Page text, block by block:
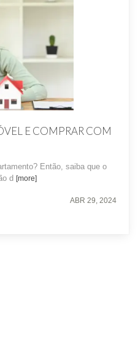
E COMPRAR COM
Então, saiba que o
d [more]
ABR 29, 2024